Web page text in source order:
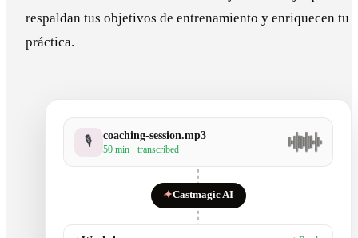
respaldan tus objetivos de entrenamiento y enriquecen tu
práctica.
🎙 coaching-session.mp3
50 min · transcribed
✦Castmagic AI